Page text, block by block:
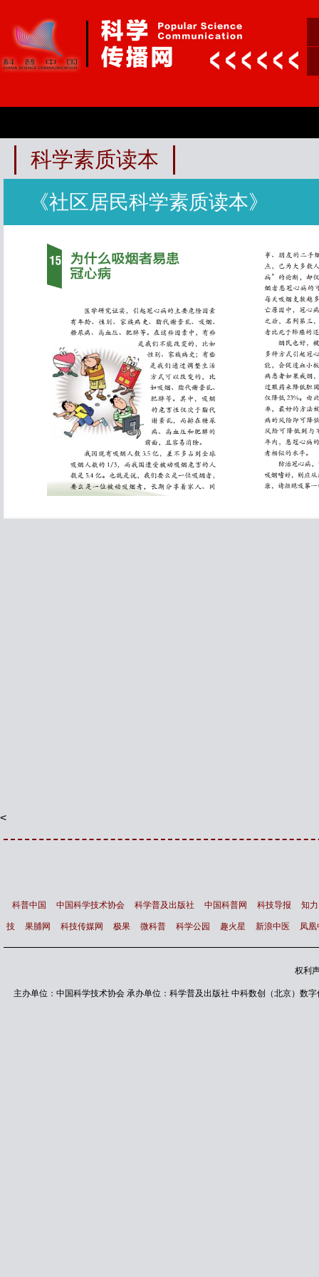
科学素质读本
《社区居民科学素质读本》
<
科普中国 中国科学技术协会 科学普及出版社 中国科普网 科技导报 知
技 果脯网 科技传媒网 极果 微科普 科学公园 趣火星 新浪中医 凤凰
权利
主办单位：中国科学技术协会 承办单位：科学普及出版社 中科数创（北京）数